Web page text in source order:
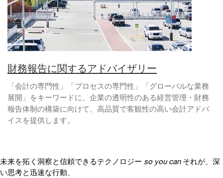
財務報告に関するアドバイザリー
「会計の専門性」「プロセスの専門性」「グローバルな業務
展開」をキーワードに、企業の透明性のある経営管理・財務
報告体制の構築に向けて、高品質で客観性の高い会計アドバ
イスを提供します。
未来を拓く洞察と信頼できるテクノロジー so you can それが、深
い思考と迅速な行動、